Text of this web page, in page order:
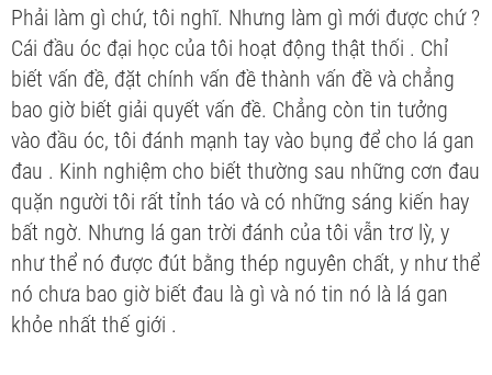
Phải làm gì chứ, tôi nghĩ. Nhưng làm gì mới được chứ ?
Cái đầu óc đại học của tôi hoạt động thật thối . Chỉ
biết vấn đề, đặt chính vấn đề thành vấn đề và chẳng
bao giờ biết giải quyết vấn đề. Chẳng còn tin tưởng
vào đầu óc, tôi đánh mạnh tay vào bụng để cho lá gan
đau . Kinh nghiệm cho biết thường sau những cơn đau
quặn người tôi rất tỉnh táo và có những sáng kiến hay
bất ngờ. Nhưng lá gan trời đánh của tôi vẫn trơ lỳ, y
như thể nó được đút bằng thép nguyên chất, y như thể
nó chưa bao giờ biết đau là gì và nó tin nó là lá gan
khỏe nhất thế giới .